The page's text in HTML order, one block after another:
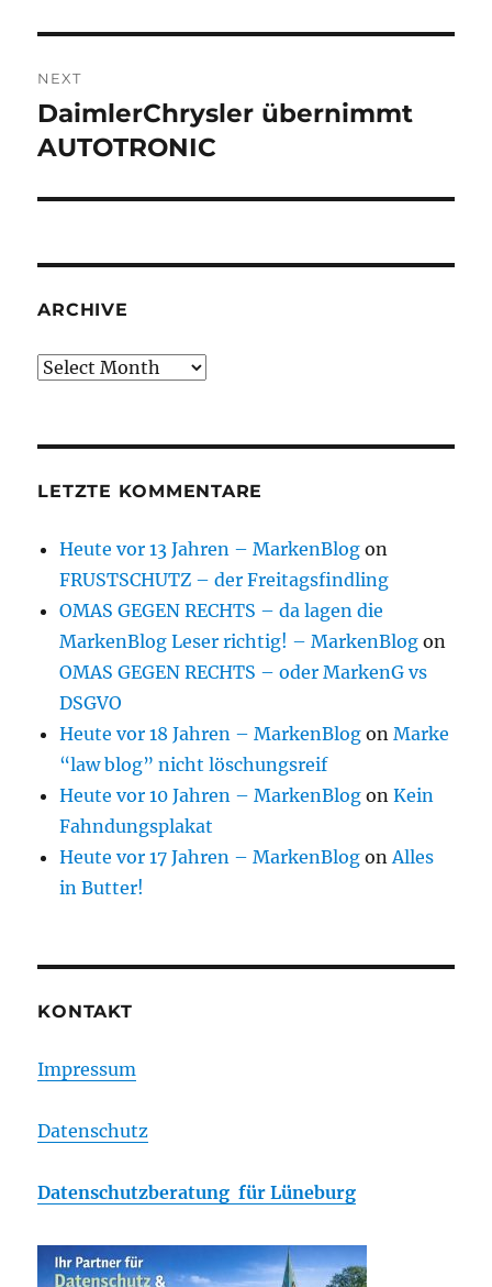
NEXT
Next
post:
DaimlerChrysler übernimmt
AUTOTRONIC
ARCHIVE
Archive
LETZTE KOMMENTARE
Heute vor 13 Jahren – MarkenBlog on
FRUSTSCHUTZ – der Freitagsfindling
OMAS GEGEN RECHTS – da lagen die
MarkenBlog Leser richtig! – MarkenBlog on
OMAS GEGEN RECHTS – oder MarkenG vs
DSGVO
Heute vor 18 Jahren – MarkenBlog onMarke
“law blog” nicht löschungsreif
Heute vor 10 Jahren – MarkenBlog onKein
Fahndungsplakat
Heute vor 17 Jahren – MarkenBlog onAlles
in Butter!
KONTAKT
Impressum
Datenschutz
Datenschutzberatung für Lüneburg